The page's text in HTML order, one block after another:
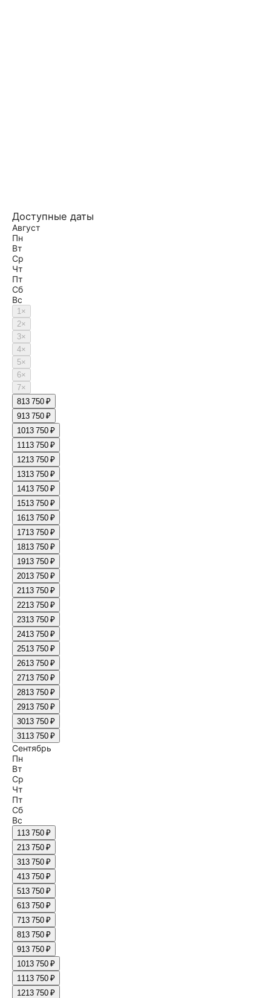
Доступные даты
Август
Пн
Вт
Ср
Чт
Пт
Сб
Вс
1×
2×
3×
4×
5×
6×
7×
813 750 ₽
913 750 ₽
1013 750 ₽
1113 750 ₽
1213 750 ₽
1313 750 ₽
1413 750 ₽
1513 750 ₽
1613 750 ₽
1713 750 ₽
1813 750 ₽
1913 750 ₽
2013 750 ₽
2113 750 ₽
2213 750 ₽
2313 750 ₽
2413 750 ₽
2513 750 ₽
2613 750 ₽
2713 750 ₽
2813 750 ₽
2913 750 ₽
3013 750 ₽
3113 750 ₽
Сентябрь
Пн
Вт
Ср
Чт
Пт
Сб
Вс
113 750 ₽
213 750 ₽
313 750 ₽
413 750 ₽
513 750 ₽
613 750 ₽
713 750 ₽
813 750 ₽
913 750 ₽
1013 750 ₽
1113 750 ₽
1213 750 ₽